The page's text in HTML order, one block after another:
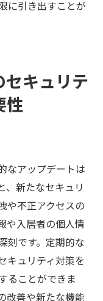
に引き出すことが
セキュリテ
性
なアップデートは
、新たなセキュリ
や不正アクセスの
や入居者の個人情
刻です。定期的な
キュリティ対策を
ることができま
改善や新たな機能